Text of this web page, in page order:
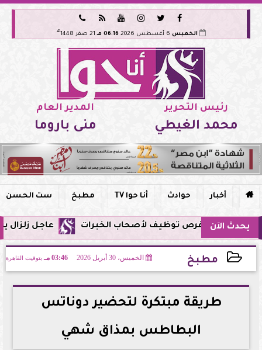






الخميس 06:16 مـ 21 صفر 1448 هـ
رئيس التحرير
محمد الغيطي
المدير العام
منى باروما
 أخبار حوادث أنا حوا TV مطبخ ست الحسن
يحدث الآن عاجل زلزال يشعر به سكان مصر فجر اليوم
مطبخ الخميس، 30 أبريل 2026 03:46 مـ بتوقيت القاهرة
2026-04-30 15:46:16
طريقة مبتكرة لتحضير دوناتس
البطاطس بمذاق شهي